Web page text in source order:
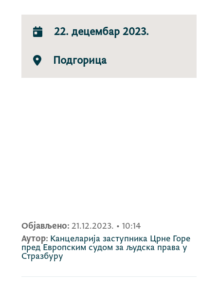
22. децембар 2023.
Подгорица
Објављено: 21.12.2023. • 10:14
Аутор: Канцеларија заступника Црне Горе
пред Европским судом за људска права у
Стразбуру